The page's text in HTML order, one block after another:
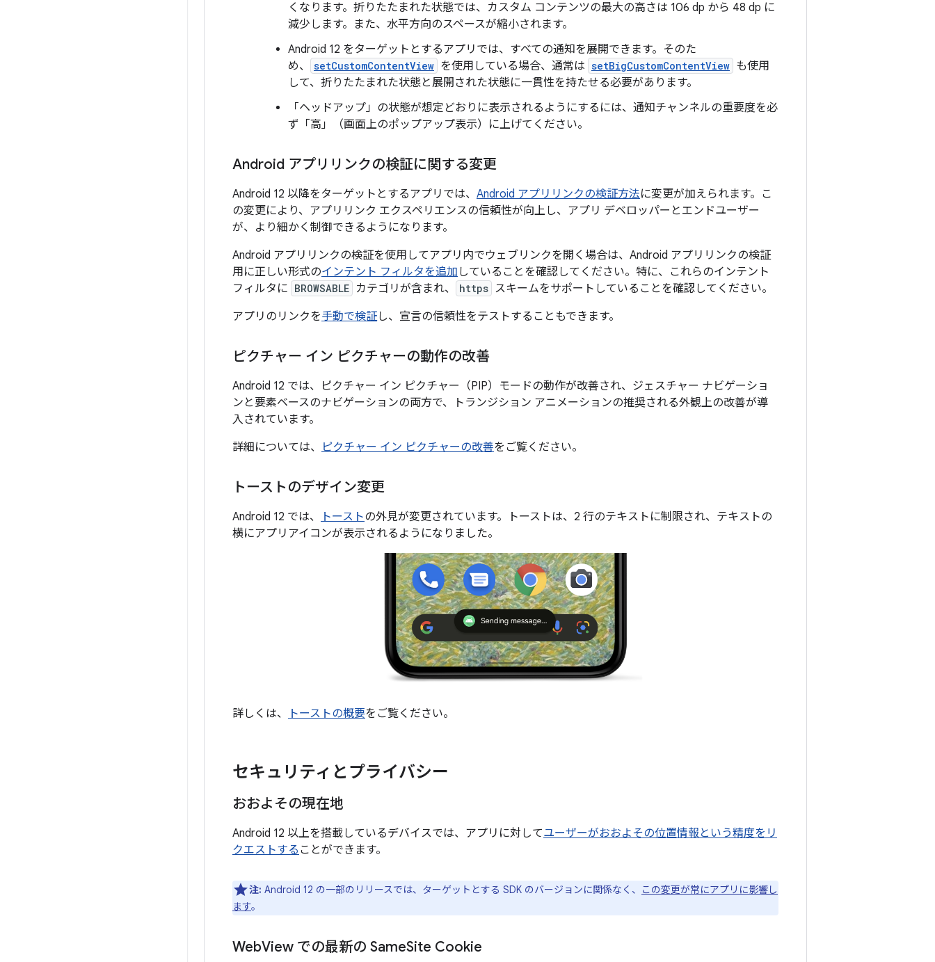
くなります。折りたたまれた状態では、カスタム コンテンツの最大の高さは 106 dp から 48 dp に
減少します。また、水平方向のスペースが縮小されます。
Android 12 をターゲットとするアプリでは、すべての通知を展開できます。そのた
め、
setCustomContentView を使用している場合、通常は setBigCustomContentView も使用
して、折りたたまれた状態と展開された状態に一貫性を持たせる必要があります。
「ヘッドアップ」の状態が想定どおりに表示されるようにするには、通知チャンネルの重要度を必
ず「高」（画面上のポップアップ表示）に上げてください。
Android アプリリンクの検証に関する変更
Android 12 以降をターゲットとするアプリでは、 Android アプリリンクの検証方法に変更が加えられます。こ
の変更により、アプリリンク エクスペリエンスの信頼性が向上し、アプリ デベロッパーとエンドユーザー
が、より細かく制御できるようになります。
Android アプリリンクの検証を使用してアプリ内でウェブリンクを開く場合は、Android アプリリンクの検証
用に正しい形式のインテント フィルタを追加 していることを確認してください。特に、これらのインテント
フィルタに BROWSABLE カテゴリが含まれ、 https スキームをサポートしていることを確認してください。
アプリのリンクを手動で検証し、宣言の信頼性をテストすることもできます。
ピクチャー イン ピクチャーの動作の改善
Android 12 では、ピクチャー イン ピクチャー（PIP）モードの動作が改善され、ジェスチャー ナビゲーショ
ンと要素ベースのナビゲーションの両方で、トランジション アニメーションの推奨される外観上の改善が導
入されています。
詳細については、
ピクチャー イン ピクチャーの改善をご覧ください。
トーストのデザイン変更
Android 12 では、 トーストの外見が変更されています。トーストは、2 行のテキストに制限され、テキストの
横にアプリアイコンが表示されるようになりました。
詳しくは、 トーストの概要をご覧ください。
セキュリティとプライバシー
おおよその現在地
Android 12 以上を搭載しているデバイスでは、アプリに対してユーザーがおおよその位置情報という精度をリ
クエストする ことができます。
注: Android 12 の一部のリリースでは、ターゲットとする SDK のバージョンに関係なく、
この変更が常にアプリに影響し
ます。
WebView での最新の SameSite Cookie